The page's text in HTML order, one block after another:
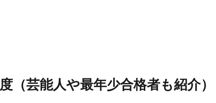
（芸能人や最年少合格者も紹介）